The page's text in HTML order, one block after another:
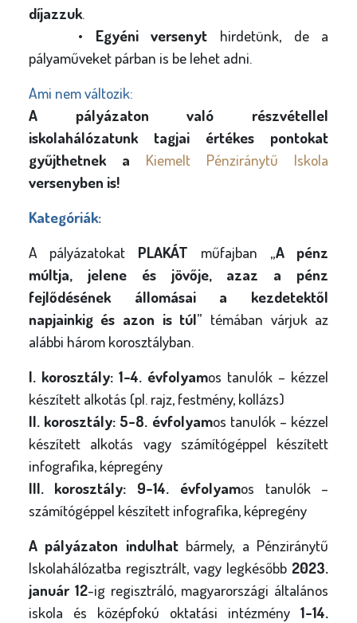
díjazzuk.
• Egyéni versenyt hirdetünk, de a
pályaműveket párban is be lehet adni.
Ami nem változik:
A pályázaton való részvétellel
iskolahálózatunk tagjai értékes pontokat
gyűjthetnek a Kiemelt Pénziránytű Iskola
versenyben is!
Kategóriák:
A pályázatokat PLAKÁT műfajban „A pénz
múltja, jelene és jövője, azaz a pénz
fejlődésének állomásai a kezdetektől
napjainkig és azon is túl” témában várjuk az
alábbi három korosztályban.
I. korosztály: 1-4. évfolyamos tanulók – kézzel
készített alkotás (pl. rajz, festmény, kollázs)
II. korosztály: 5-8. évfolyamos tanulók – kézzel
készített alkotás vagy számítógéppel készített
infografika, képregény
III. korosztály: 9-14. évfolyamos tanulók –
számítógéppel készített infografika, képregény
A pályázaton indulhatbármely, a Pénziránytű
Iskolahálózatba regisztrált, vagy legkésőbb 2023.
január 12-ig regisztráló, magyarországi általános
iskola és középfokú oktatási intézmény 1-14.